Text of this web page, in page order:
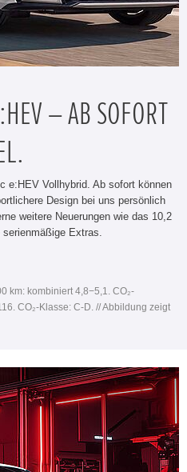
– AB SOFORT
e:HEV Vollhybrid. Ab sofort können
Design bei uns persönlich
weitere Neuerungen wie das 10,2
Extras.
km: kombiniert 4,8−5,1. CO₂-
CO₂-Klasse: C-D. // Abbildung zeigt